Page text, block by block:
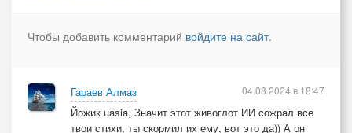
А жизнь продолжит скорый бег,
а ты, и часа не любила.
Чтобы добавить комментарий войдите на сайт.
Гараев Алмаз
Йожик uasia, Значит этот живоглот ИИ сожрал все
твои стихи, ты скормил их ему, вот это да)) А он
04.08.2024 в 18:47